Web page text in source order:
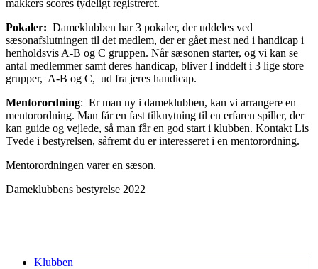
makkers scores tydeligt registreret.
Pokaler: Dameklubben har 3 pokaler, der uddeles ved
sæsonafslutningen til det medlem, der er gået mest ned i handicap i
henholdsvis A-B og C gruppen. Når sæsonen starter, og vi kan se
antal medlemmer samt deres handicap, bliver I inddelt i 3 lige store
grupper, A-B og C, ud fra jeres handicap.
Mentorordning: Er man ny i dameklubben, kan vi arrangere en
mentorordning. Man får en fast tilknytning til en erfaren spiller, der
kan guide og vejlede, så man får en god start i klubben. Kontakt Lis
Tvede i bestyrelsen, såfremt du er interesseret i en mentorordning.
Mentorordningen varer en sæson.
Dameklubbens bestyrelse 2022
Klubben